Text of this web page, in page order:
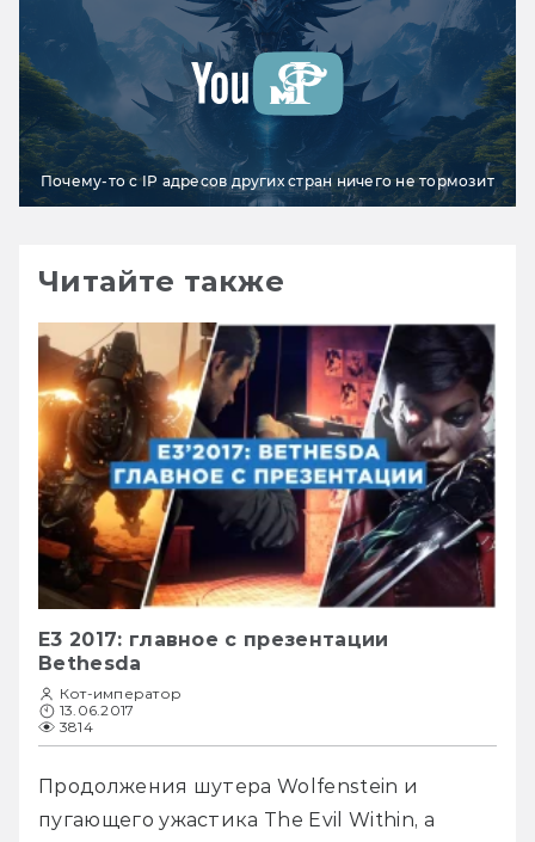
Почему-то с IP адресов других стран ничего не тормозит
Читайте также
E3 2017: главное с презентации
Bethesda
Кот-император
13.06.2017
3814
Продолжения шутера Wolfenstein и
пугающего ужастика The Evil Within, а